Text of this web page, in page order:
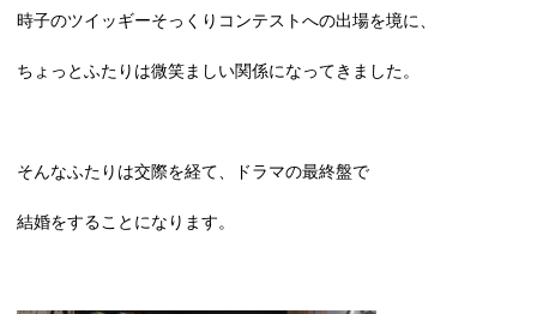
時子のツイッギーそっくりコンテストへの出場を境に、
ちょっとふたりは微笑ましい関係になってきました。
そんなふたりは交際を経て、ドラマの最終盤で
結婚をすることになります。